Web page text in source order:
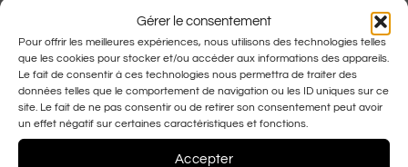
Gérer le consentement
Pour offrir les meilleures expériences, nous utilisons des technologies telles
que les cookies pour stocker et/ou accéder aux informations des appareils.
Le fait de consentir à ces technologies nous permettra de traiter des
données telles que le comportement de navigation ou les ID uniques sur ce
site. Le fait de ne pas consentir ou de retirer son consentement peut avoir
un effet négatif sur certaines caractéristiques et fonctions.
Accepter
Fendi FE4075US : Monture solaire percée, rectangle faite en
métal offrant un style contemporain et sophistiqué.
Les deux F avec strass sur la face avant des verres
ajoutent une touche de charme à la monture.
Monture dorée, verres Gris us classe 3.